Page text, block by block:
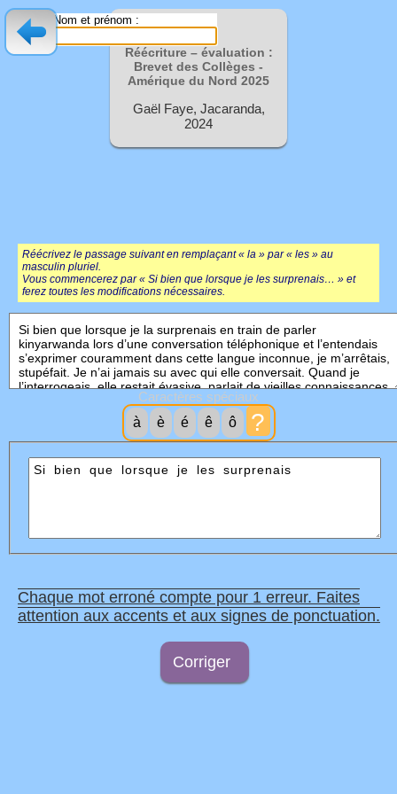
Nom et prénom :
Réécriture – évaluation :
Brevet des Collèges -
Amérique du Nord 2025
Gaël Faye, Jacaranda,
2024
Réécrivez le passage suivant en remplaçant « la » par « les » au
masculin pluriel.
Vous commencerez par « Si bien que lorsque je les surprenais… » et
ferez toutes les modifications nécessaires.
Caractères spéciaux
à
è é ê ô ?
Chaque mot erroné compte pour 1 erreur. Faites
attention aux accents et aux signes de ponctuation.